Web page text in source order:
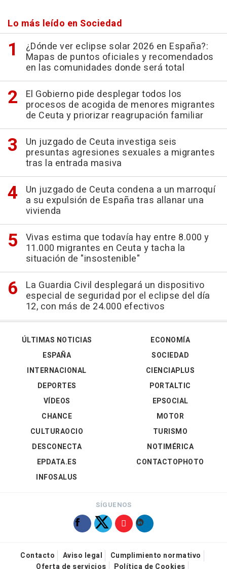
Lo más leído en Sociedad
¿Dónde ver eclipse solar 2026 en España?:
Mapas de puntos oficiales y recomendados
en las comunidades donde será total
El Gobierno pide desplegar todos los
procesos de acogida de menores migrantes
de Ceuta y priorizar reagrupación familiar
Un juzgado de Ceuta investiga seis
presuntas agresiones sexuales a migrantes
tras la entrada masiva
Un juzgado de Ceuta condena a un marroquí
a su expulsión de España tras allanar una
vivienda
Vivas estima que todavía hay entre 8.000 y
11.000 migrantes en Ceuta y tacha la
situación de "insostenible"
La Guardia Civil desplegará un dispositivo
especial de seguridad por el eclipse del día
12, con más de 24.000 efectivos
ÚLTIMAS NOTICIAS
ESPAÑA
INTERNACIONAL
DEPORTES
VÍDEOS
ECONOMÍA
SOCIEDAD
CIENCIAPLUS
PORTALTIC
EPSOCIAL
CHANCE
CULTURAOCIO
DESCONECTA
EPDATA.ES
INFOSALUS
MOTOR
TURISMO
NOTIMÉRICA
CONTACTOPHOTO
SÍGUENOS
Contacto Aviso legal
Cumplimiento normativo